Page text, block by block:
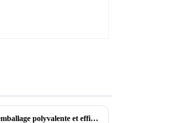
Tubes PE à deux couches : une solution d'emballage polyvalente et efficace